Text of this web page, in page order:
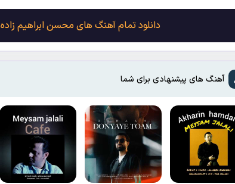
دانلود تمام آهنگ های محسن ابراهیم زاده
آهنگ های پیشنهادی برای شما